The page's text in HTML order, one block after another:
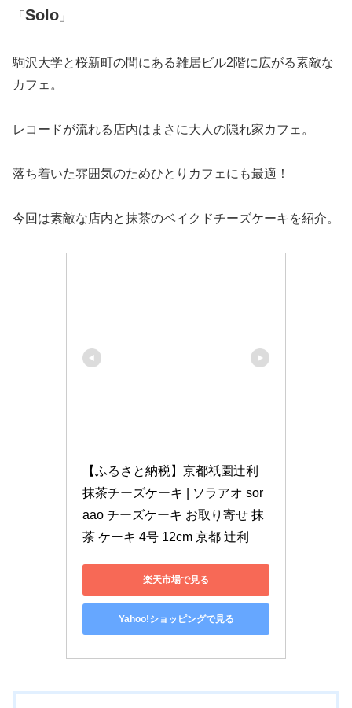
「 Solo 」
駒沢大学と桜新町の間にある雑居ビル2階に広がる素敵な
カフェ。
レコードが流れる店内はまさに大人の隠れ家カフェ。
落ち着いた雰囲気のためひとりカフェにも最適！
今回は素敵な店内と抹茶のベイクドチーズケーキを紹介。
【ふるさと納税】京都祇園辻利
抹茶チーズケーキ | ソラアオ sor
aao チーズケーキ お取り寄せ 抹
茶 ケーキ 4号 12cm 京都 辻利
楽天市場で見る
Yahoo!ショッピングで見る